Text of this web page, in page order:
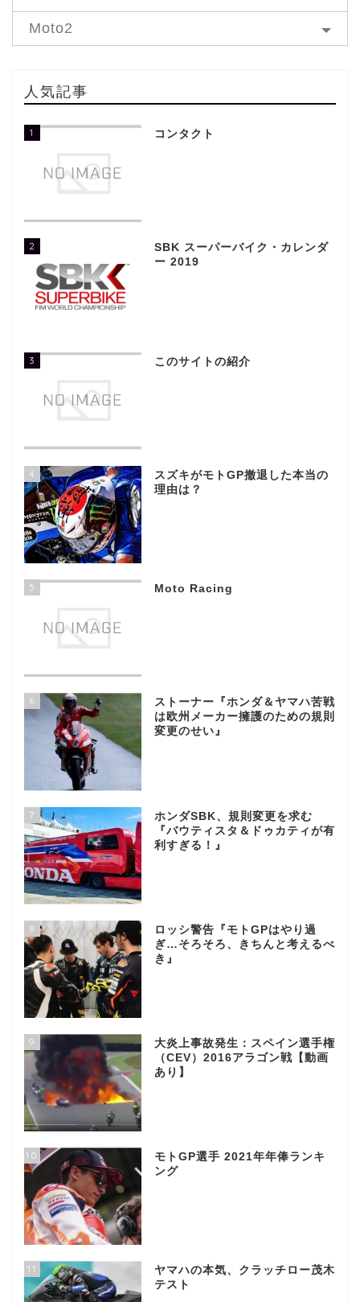
Moto2
人気記事
1 コンタクト
2
SBK スーパーバイク・カレンダ
ー 2019
3 このサイトの紹介
4
スズキがモトGP撤退した本当の
理由は？
5 Moto Racing
6
ストーナー『ホンダ＆ヤマハ苦戦
は欧州メーカー擁護のための規則
変更のせい』
7
ホンダSBK、規則変更を求む
『バウティスタ＆ドゥカティが有
利すぎる！』
8
ロッシ警告『モトGPはやり過
ぎ…そろそろ、きちんと考えるべ
き』
9
大炎上事故発生：スペイン選手権
（CEV）2016アラゴン戦【動画
あり】
10
モトGP選手 2021年年俸ランキ
ング
11
ヤマハの本気、クラッチロー茂木
テスト